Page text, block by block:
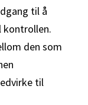
til å
kontrollen.
den som
til